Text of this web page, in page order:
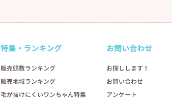
特集・ランキング
販売頭数ランキング
販売地域ランキング
毛が抜けにくいワンちゃん特集
お問い合わせ
お探しします！
お問い合わせ
アンケート